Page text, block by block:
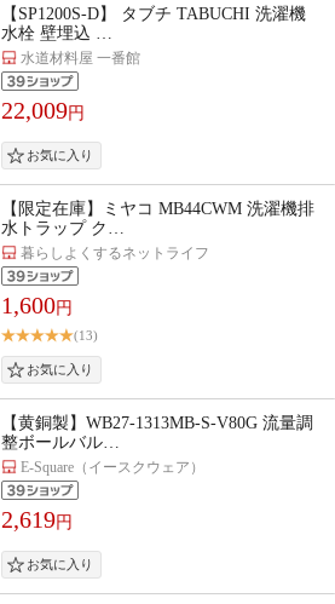
【SP1200S-D】 タブチ TABUCHI 洗濯機
水栓 壁埋込 …
水道材料屋 一番館
22,009円
【限定在庫】ミヤコ MB44CWM 洗濯機排
水トラップ ク…
暮らしよくするネットライフ
1,600円
(13)
【黄銅製】WB27-1313MB-S-V80G 流量調
整ボールバル…
E-Square（イースクウェア）
2,619円